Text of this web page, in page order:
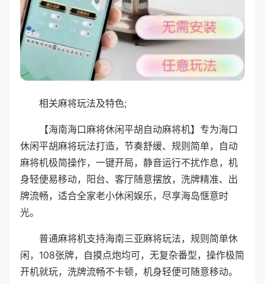
相关麻将玩法及特色;
【海南海口麻将休闲平胡自动麻将机】专为海口
休闲平胡麻将玩法打造，节奏舒缓、规则简单，自动
麻将机极简操作，一键开局，静音运行不扰作息，机
身轻便易移动，阳台、客厅随意摆放，洗牌精准、出
牌流畅，适合全家老小休闲娱乐，尽享海岛惬意时
光。
普通麻将机支持海南三亚麻将玩法，规则简单休
闲，108张牌，自摸点炮均可，无复杂番型，操作极简
开机就玩，洗牌流畅不卡顿，机身轻便可随意移动。